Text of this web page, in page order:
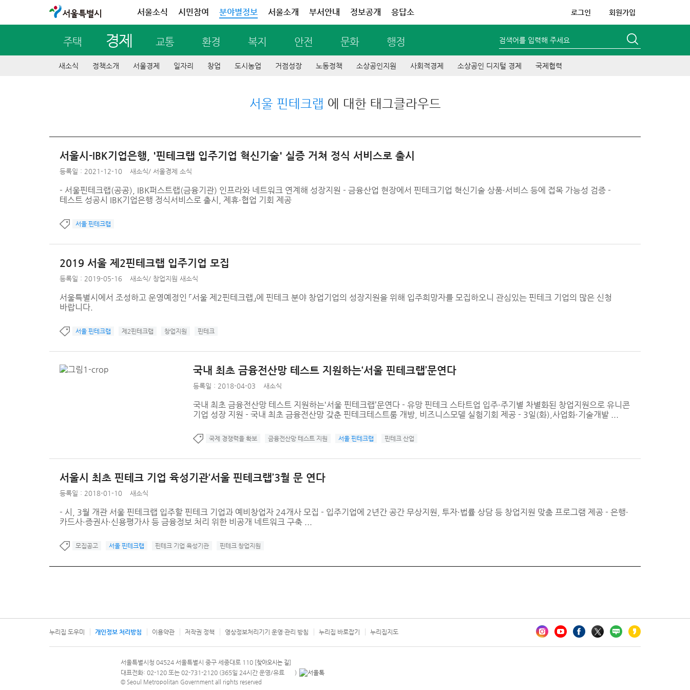
서울특별시 서울소식 시민참여 분야별정보 서울소개 부서안내 정보공개 응답소 로그인 회원가입
주택 경제 교통 환경 복지 안전 문화 행정 검색어를 입력해 주세요
새소식 정책소개 서울경제 일자리 창업 도시농업 거점성장 노동정책 소상공인지원 사회적경제 소상공인 디지털 경제 국제협력
서울 핀테크랩 에 대한 태그클라우드
서울시-IBK기업은행, '핀테크랩 입주기업 혁신기술' 실증 거쳐 정식 서비스로 출시
등록일 : 2021-12-10 새소식/ 서울경제 소식
- 서울핀테크랩(공공), IBK퍼스트랩(금융기관) 인프라와 네트워크 연계해 성장지원 - 금융산업 현장에서 핀테크기업 혁신기술 상품·서비스 등에 접목 가능성 검증 -
테스트 성공시 IBK기업은행 정식서비스로 출시, 제휴·협업 기회 제공
서울 핀테크랩
2019 서울 제2핀테크랩 입주기업 모집
등록일 : 2019-05-16 새소식/ 창업지원 새소식
서울특별시에서 조성하고 운영예정인 「서울 제2핀테크랩」에 핀테크 분야 창업기업의 성장지원을 위해 입주희망자를 모집하오니 관심있는 핀테크 기업의 많은 신청
바랍니다.
서울 핀테크랩 제2핀테크랩 창업지원 핀테크
국내 최초 금융전산망 테스트 지원하는‘서울 핀테크랩’문연다
등록일 : 2018-04-03 새소식
국내 최초 금융전산망 테스트 지원하는‘서울 핀테크랩’문연다 - 유망 핀테크 스타트업 입주·주기별 차별화된 창업지원으로 유니콘
기업 성장 지원 - 국내 최초 금융전산망 갖춘 핀테크테스트룸 개방, 비즈니스모델 실험기회 제공 - 3일(화),사업화·기술개발 ...
국제 경쟁력을 확보 금융전산망 테스트 지원 서울 핀테크랩 핀테크 산업
서울시 최초 핀테크 기업 육성기관‘서울 핀테크랩’3월 문 연다
등록일 : 2018-01-10 새소식
- 시, 3월 개관 서울 핀테크랩 입주할 핀테크 기업과 예비창업자 24개사 모집 - 입주기업에 2년간 공간 무상지원, 투자·법률 상담 등 창업지원 맞춤 프로그램 제공 - 은행·
카드사·증권사·신용평가사 등 금융정보 처리 위한 비공개 네트워크 구축 ...
모집공고 서울 핀테크랩 핀테크 기업 육성기관 핀테크 창업지원
누리집 도우미 개인정보 처리방침 이용약관 저작권 정책 영상정보처리기기 운영·관리 방침 누리집 바로잡기 누리집지도
문의 전화번호 120, 120 다산콜재단
서울특별시청 04524 서울특별시 중구 세종대로 110 [찾아오시는 길]
대표전화: 02-120 또는 02-731-2120 (365일 24시간 운영/유료 안내팝업 열기
)
© Seoul Metropolitan Government all rights reserved